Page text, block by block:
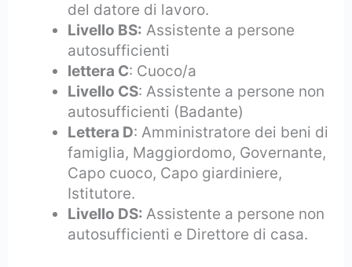
del datore di lavoro.
Livello BS: Assistente a persone
autosufficienti
lettera C: Cuoco/a
Livello CS: Assistente a persone non
autosufficienti (Badante)
Lettera D: Amministratore dei beni di
famiglia, Maggiordomo, Governante,
Capo cuoco, Capo giardiniere,
Istitutore.
Livello DS:Assistente a persone non
autosufficienti e Direttore di casa.